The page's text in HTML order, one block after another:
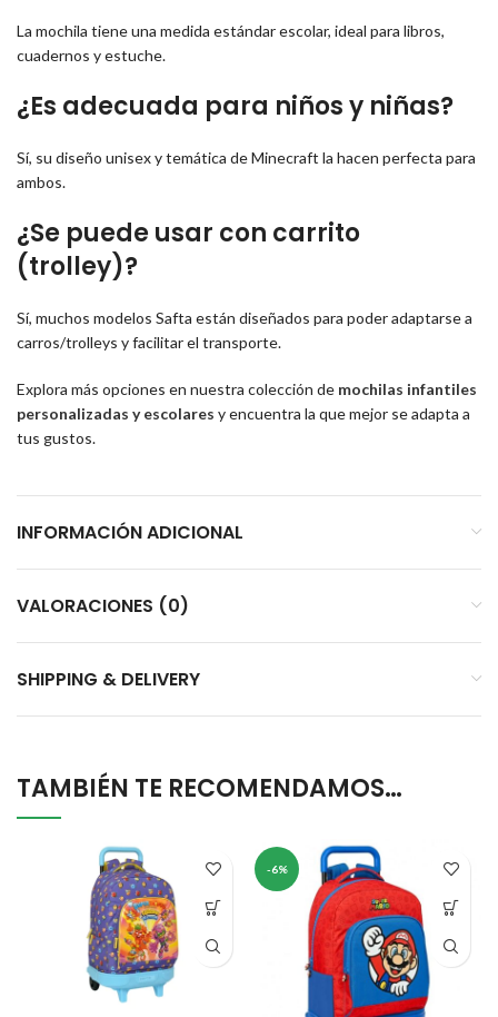
La mochila tiene una medida estándar escolar, ideal para libros,
cuadernos y estuche.
¿Es adecuada para niños y niñas?
Sí, su diseño unisex y temática de Minecraft la hacen perfecta para
ambos.
¿Se puede usar con carrito
(trolley)?
Sí, muchos modelos Safta están diseñados para poder adaptarse a
carros/trolleys y facilitar el transporte.
Explora más opciones en nuestra colección de mochilas infantiles
personalizadas y escolares y encuentra la que mejor se adapta a
tus gustos.
INFORMACIÓN ADICIONAL
VALORACIONES (0)
SHIPPING & DELIVERY
TAMBIÉN TE RECOMENDAMOS…
-6%